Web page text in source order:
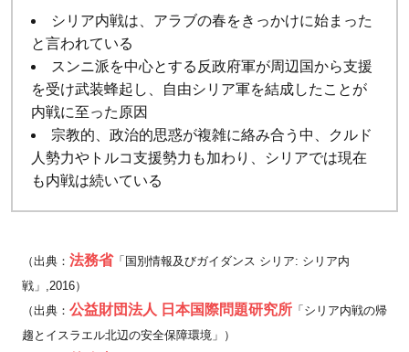
シリア内戦は、アラブの春をきっかけに始まった
と言われている
スンニ派を中心とする反政府軍が周辺国から支援
を受け武装蜂起し、自由シリア軍を結成したことが
内戦に至った原因
宗教的、政治的思惑が複雑に絡み合う中、クルド
人勢力やトルコ支援勢力も加わり、シリアでは現在
も内戦は続いている
（出典： 法務省「国別情報及びガイダンス シリア: シリア内
戦」,2016）
（出典： 公益財団法人 日本国際問題研究所 「シリア内戦の帰
趨とイスラエル北辺の安全保障環境」）